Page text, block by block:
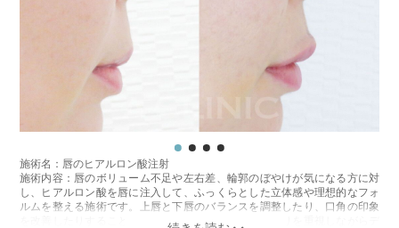
施術名：唇のヒアルロン酸注射
施術内容：唇のボリューム不足や左右差、輪郭のぼやけが気になる方に対
し、ヒアルロン酸を唇に注入して、ふっくらとした立体感や理想的なフォ
ルムを整える施術です。上唇と下唇のバランスを調整したり、口角の印象
を改善したりすることも可能で、ナチュラルな仕上がりを重視しながらデ